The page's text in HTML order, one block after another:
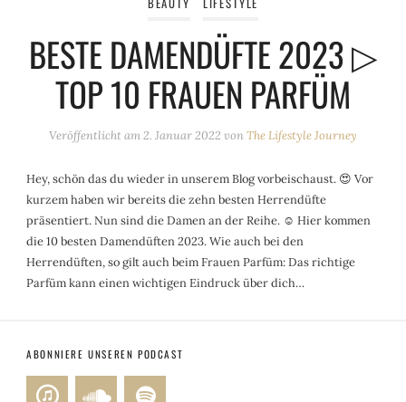
BESTE DAMENDÜFTE 2023 ▷
TOP 10 FRAUEN PARFÜM
Veröffentlicht am2. Januar 2022 vonThe Lifestyle Journey
Hey, schön das du wieder in unserem Blog vorbeischaust. 😍 Vor
kurzem haben wir bereits die zehn besten Herrendüfte
präsentiert. Nun sind die Damen an der Reihe. ☺️ Hier kommen
die 10 besten Damendüften 2023. Wie auch bei den
Herrendüften, so gilt auch beim Frauen Parfüm: Das richtige
Parfüm kann einen wichtigen Eindruck über dich…
ABONNIERE UNSEREN PODCAST